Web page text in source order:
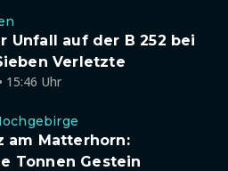
Unfall auf der B 252 bei
Verletzte
15:46 Uhr
am Matterhorn:
Tonnen Gestein